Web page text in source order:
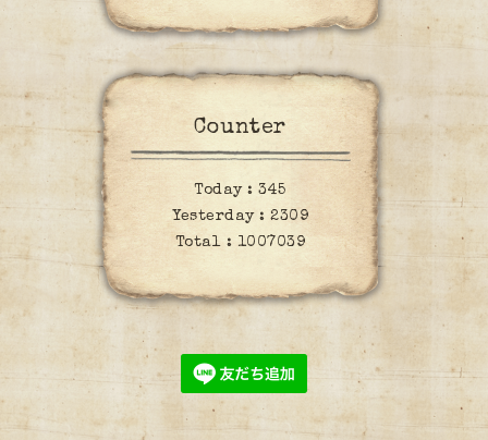
Counter
Today :345
Yesterday : 2309
Total : 1007039